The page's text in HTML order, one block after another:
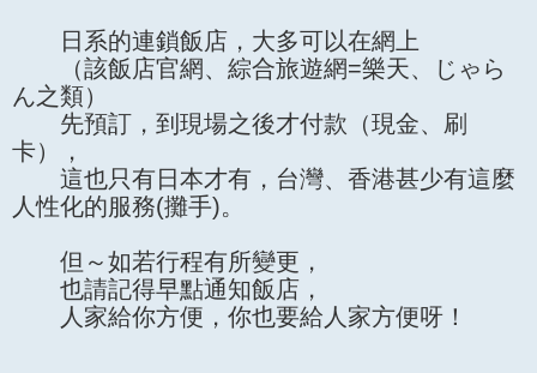
日系的連鎖飯店，大多可以在網上
（該飯店官網、綜合旅遊網=樂天、じゃら
ん之類）
先預訂，到現場之後才付款（現金、刷
卡），
這也只有日本才有，台灣、香港甚少有這麼
人性化的服務(攤手)。
但～如若行程有所變更，
也請記得早點通知飯店，
人家給你方便，你也要給人家方便呀！